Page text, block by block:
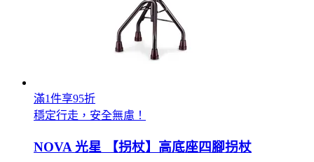
滿1件享95折
穩定行走，安全無慮！
NOVA 光星 【拐杖】高底座四腳拐杖